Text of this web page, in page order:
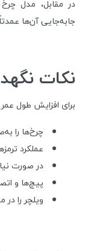
جابه‌جایی آن‌ها
نکات
برای افزایش طول
چرخ‌ها را
عملکرد
در صورت
پیچ‌ها و
ویلچر را